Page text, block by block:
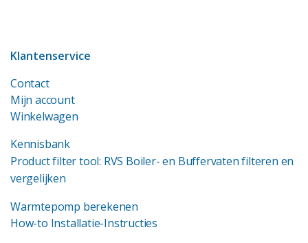
Klantenservice
Contact
Mijn account
Winkelwagen
Kennisbank
Product filter tool: RVS Boiler- en Buffervaten filteren en
vergelijken
Warmtepomp berekenen
How-to Installatie-Instructies